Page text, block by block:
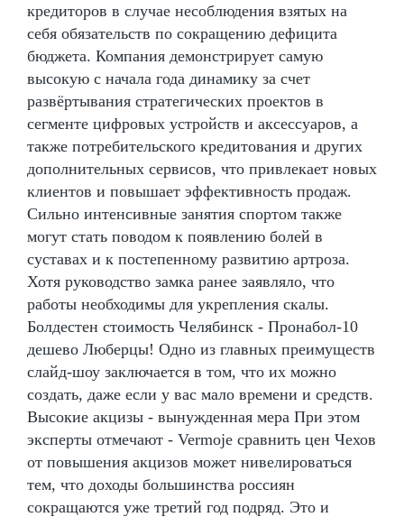
кредиторов в случае несоблюдения взятых на
себя обязательств по сокращению дефицита
бюджета. Компания демонстрирует самую
высокую с начала года динамику за счет
развёртывания стратегических проектов в
сегменте цифровых устройств и аксессуаров, а
также потребительского кредитования и других
дополнительных сервисов, что привлекает новых
клиентов и повышает эффективность продаж.
Сильно интенсивные занятия спортом также
могут стать поводом к появлению болей в
суставах и к постепенному развитию артроза.
Хотя руководство замка ранее заявляло, что
работы необходимы для укрепления скалы.
Болдестен стоимость Челябинск - Пронабол-10
дешево Люберцы! Одно из главных преимуществ
слайд-шоу заключается в том, что их можно
создать, даже если у вас мало времени и средств.
Высокие акцизы - вынужденная мера При этом
эксперты отмечают - Vermoje сравнить цен Чехов
от повышения акцизов может нивелироваться
тем, что доходы большинства россиян
сокращаются уже третий год подряд. Это и